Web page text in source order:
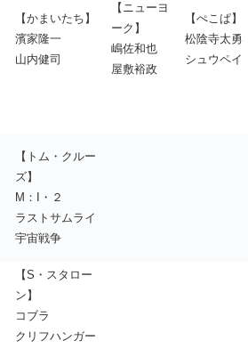
【かまいたち】
濱家隆一
山内健司
【ニューヨ
ーク】
嶋佐和也
屋敷裕政
【ぺこぱ】
松陰寺太勇
シュウペイ
【トム・クルー
ズ】
M：I・２
ラストサムライ
宇宙戦争
【S・スタロー
ン】
コブラ
クリフハンガー